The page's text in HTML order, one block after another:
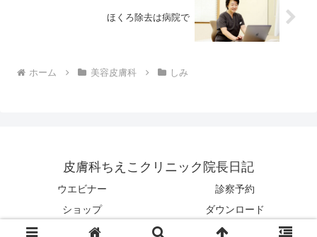
ほくろ除去は病院で
ホーム 美容皮膚科 しみ
皮膚科ちえこクリニック院長日記
ウエビナー
診察予約
ショップ
ダウンロード
© 2006-2026 皮膚科ちえこクリニック院長日記.